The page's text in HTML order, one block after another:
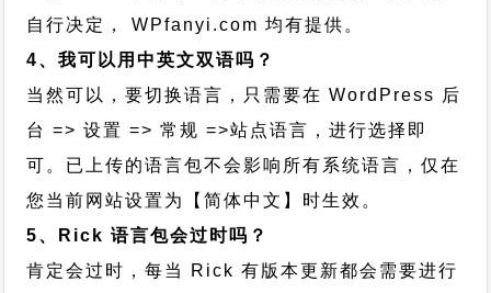
自行决定， WPfanyi.com 均有提供。
4、我可以用中英文双语吗？
当然可以，要切换语言，只需要在 WordPress 后
台 => 设置 => 常规 =>站点语言，进行选择即
可。已上传的语言包不会影响所有系统语言，仅在
您当前网站设置为【简体中文】时生效。
5、Rick 语言包会过时吗？
肯定会过时，每当 Rick 有版本更新都会需要进行